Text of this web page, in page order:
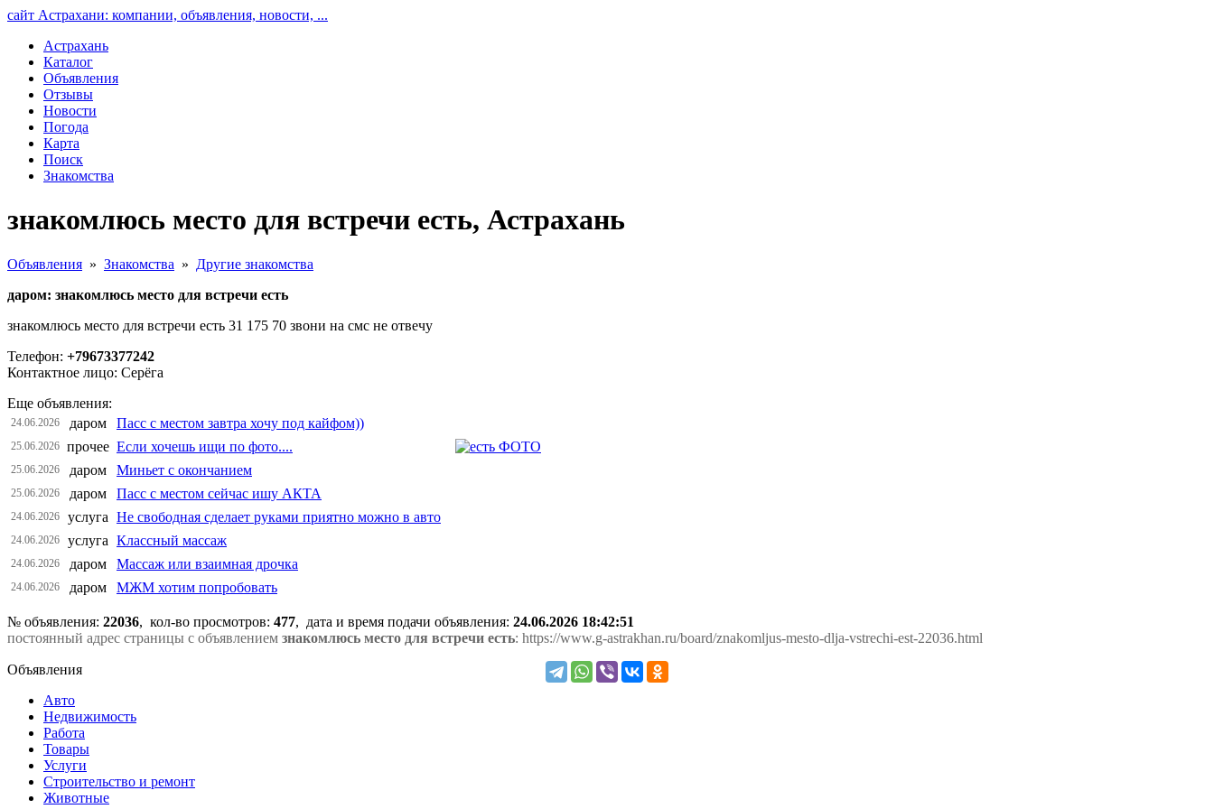
сайт Астрахани: компании, объявления, новости, ...
Астрахань
Каталог
Объявления
Отзывы
Новости
Погода
Карта
Поиск
Знакомства
знакомлюсь место для встречи есть, Астрахань
Объявления » Знакомства » Другие знакомства
даром: знакомлюсь место для встречи есть
знакомлюсь место для встречи есть 31 175 70 звони на смс не отвечу
Телефон: +79673377242
Контактное лицо: Серёга
Еще объявления:
24.06.2026 даром Пасс с местом завтра хочу под кайфом))
25.06.2026 прочее Если хочешь ищи по фото....
25.06.2026 даром Миньет с окончанием
25.06.2026 даром Пасс с местом сейчас ишу АКТА
24.06.2026 услуга Не свободная сделает руками приятно можно в авто
24.06.2026 услуга Классный массаж
24.06.2026 даром Массаж или взаимная дрочка
24.06.2026 даром МЖМ хотим попробовать
№ объявления: 22036, кол-во просмотров: 477, дата и время подачи объявления: 24.06.2026 18:42:51
постоянный адрес страницы с объявлением знакомлюсь место для встречи есть: https://www.g-astrakhan.ru/board/znakomljus-mesto-dlja-vstrechi-est-22036.html
Объявления
Авто
Недвижимость
Работа
Товары
Услуги
Строительство и ремонт
Животные